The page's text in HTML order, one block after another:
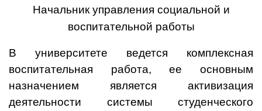
Начальник управления социальной и
воспитательной работы
В университете ведется комплексная
воспитательная работа, ее основным
назначением является активизация
деятельности системы студенческого